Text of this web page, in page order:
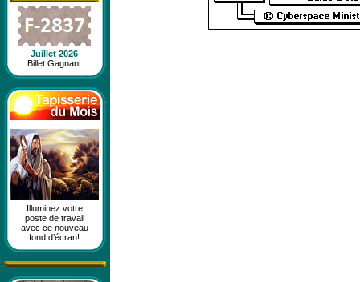
Juillet 2026
Billet Gagnant
Illuminez votre
poste de travail
avec ce nouveau
fond d’écran!